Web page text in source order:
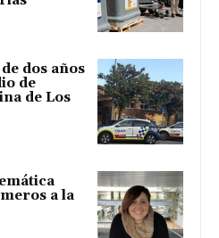
dos años
de
de Los
a la